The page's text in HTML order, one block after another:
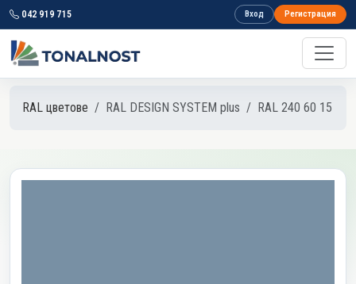
042 919 715 Вход Регистрация
RAL цветове RAL DESIGN SYSTEM plus RAL 240 60 15